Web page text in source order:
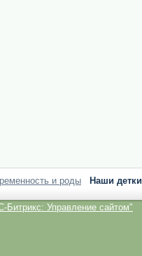
и роды Наши детки
Битрикс: Управление сайтом"